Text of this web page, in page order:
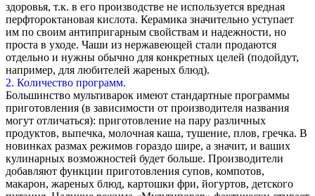
здоровья, т.к. в его производстве не используется вредная
перфтороктановая кислота. Керамика значительно уступает
им по своим антипригарным свойствам и надежности, но
проста в уходе. Чаши из нержавеющей стали продаются
отдельно и нужны обычно для конкретных целей (подойдут,
например, для любителей жареных блюд).
2. Количество программ.
Большинство мультиварок имеют стандартные программы
приготовления (в зависимости от производителя названия
могут отличаться): приготовление на пару различных
продуктов, выпечка, молочная каша, тушение, плов, гречка. В
новинках размах режимов гораздо шире, а значит, и ваших
кулинарных возможностей будет больше. Производители
добавляют функции приготовления супов, компотов,
макарон, жареных блюд, картошки фри, йогуртов, детского